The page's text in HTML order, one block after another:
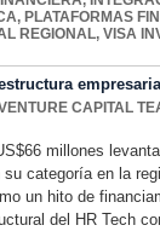
, PLATAFORMAS
REGIONAL, VISA
CAPITAL
millones
categoría en la
un hito de
del HR Tech